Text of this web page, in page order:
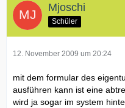
Mjoschi
Schüler
12. November 2009 um 20:24
mit dem formular des
ausführen kann ist eine
wird ja sogar im system